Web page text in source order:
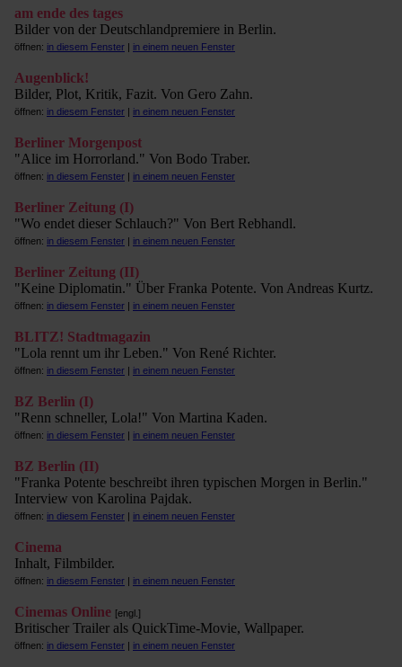
am ende des tages
Bilder von der Deutschlandpremiere in Berlin.
öffnen: in diesem Fenster | in einem neuen Fenster
Augenblick!
Bilder, Plot, Kritik, Fazit. Von Gero Zahn.
öffnen: in diesem Fenster | in einem neuen Fenster
Berliner Morgenpost
"Alice im Horrorland." Von Bodo Traber.
öffnen: in diesem Fenster | in einem neuen Fenster
Berliner Zeitung (I)
"Wo endet dieser Schlauch?" Von Bert Rebhandl.
öffnen: in diesem Fenster | in einem neuen Fenster
Berliner Zeitung (II)
"Keine Diplomatin." Über Franka Potente. Von Andreas Kurtz.
öffnen: in diesem Fenster | in einem neuen Fenster
BLITZ! Stadtmagazin
"Lola rennt um ihr Leben." Von René Richter.
öffnen: in diesem Fenster | in einem neuen Fenster
BZ Berlin (I)
"Renn schneller, Lola!" Von Martina Kaden.
öffnen: in diesem Fenster | in einem neuen Fenster
BZ Berlin (II)
"Franka Potente beschreibt ihren typischen Morgen in Berlin."
Interview von Karolina Pajdak.
öffnen: in diesem Fenster | in einem neuen Fenster
Cinema
Inhalt, Filmbilder.
öffnen: in diesem Fenster | in einem neuen Fenster
Cinemas Online [engl.]
Britischer Trailer als QuickTime-Movie, Wallpaper.
öffnen: in diesem Fenster | in einem neuen Fenster